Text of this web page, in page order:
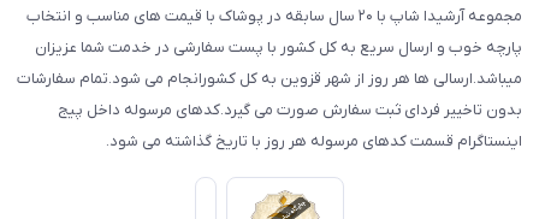
تماس با ما
مجموعه آرشیدا شاپ با ۲۰ سال سابقه در پوشاک با قیمت های مناسب و انتخاب
پارچه خوب و ارسال سریع به کل کشور با پست سفارشی در خدمت شما عزیزان
میباشد.ارسالی ها هر روز از شهر قزوین به کل کشورانجام می شود.تمام سفارشات
بدون تاخییر فردای ثبت سفارش صورت می گیرد.کدهای مرسوله داخل پیج
اینستاگرام قسمت کدهای مرسوله هر روز با تاریخ گذاشته می شود.